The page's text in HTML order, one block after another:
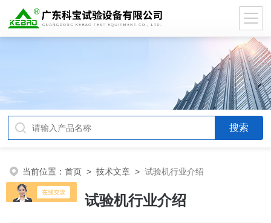
当前位置：首页 >技术文章 >试验机行业介绍
试验机行业介绍